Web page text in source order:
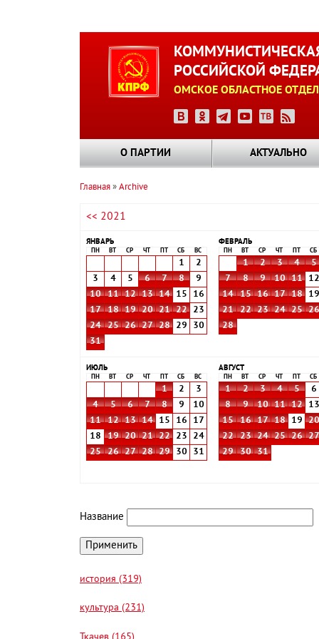
РОССИЙСКОЙ
ОМСКОЕ ОБЛАСТНОЕ
О ПАРТИИ АКТУАЛЬНО
навигации
Главная Archive
<< 2021
ЯНВАРЬ
ПН ВТ СР ЧТ СБ ВС
1
2
3
4 5 6 7 8
9
10
11 12 13 14 15
16
17
18 19 20 21 22
23
24
25 26 27 28 29
30
31
ФЕВРАЛЬ
ПН ВТ СР ЧТ СБ
1 2 3 4 5
7
8 9 10 11 12
14
15 16 17 18 19
21
22 23 24 25 26
28
ИЮЛЬ
ПН ВТ СР ЧТ СБ ВС
1 2
3
4
5 6 7 8 9
10
11
12 13 14 15 16
17
18
19 20 21 22 23
24
25
26 27 28 29 30 31
АВГУСТ
ПН ВТ СР ЧТ СБ
1 2 3 4 5 6
8
9 10 11 12 13
15
16 17 18 19 20
22
23 24 25 26 27
29
30 31
Название
история (319)
культура (231)
Ткачев (165)